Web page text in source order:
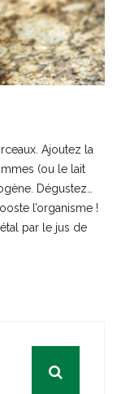
Ajoutez la
(ou le lait
Dégustez…
l’organisme !
par le jus de